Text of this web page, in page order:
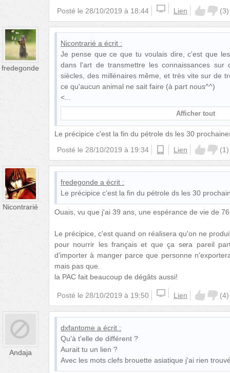
Posté le 28/10/2019 à 18:44 Lien (3)
fredegonde
Nicontrarié a écrit :
Je pense que ce que tu voulais dire, c'est que
dans l'art de transmettre les connaissances sur
siècles, des millénaires même, et très vite sur de
ce qu'aucun animal ne sait faire (à part nous^^)
<
Afficher tout
Le précipice c'est la fin du pétrole ds les 30
Posté le 28/10/2019 à 19:34 androidLien (1)
Nicontrarié
fredegonde a écrit :
Le précipice c'est la fin du pétrole ds les 30
Ouais, vu que j'ai 39 ans, une espérance de vie de
Le précipice, c'est quand on réalisera qu'on ne
pour nourrir les français et que ça sera pareil
d'importer à manger parce que personne
mais pas que.
la PAC fait beaucoup de dégâts aussi!
Posté le 28/10/2019 à 19:50 Lien (4)
Andaja
dxfantome a écrit :
Qu'à t'elle de différent ?
Aurait tu un lien ?
Avec les mots clefs brouette asiatique j'ai rien